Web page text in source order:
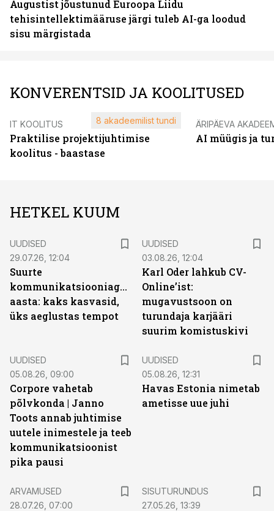
Augustist jõustunud Euroopa Liidu
tehisintellektimääruse järgi tuleb AI-ga loodud
sisu märgistada
KONVERENTSID JA KOOLITUSED
IT KOOLITUS
Praktilise projektijuhtimise
koolitus - baastase
8 akadeemilist tundi ÄRIPÄEVA
AI müügis ja
HETKEL KUUM
UUDISED
29.07.26, 12:04
Suurte
kommunikatsiooniagentuuride
aasta: kaks kasvasid,
üks aeglustas tempot
UUDISED
03.08.26, 12:04
Karl Oder lahkub CV-
Online’ist:
mugavustsoon on
turundaja karjääri
suurim komistuskivi
UUDISED
05.08.26, 09:00
Corpore vahetab
põlvkonda | Janno
Toots annab juhtimise
uutele inimestele ja teeb
kommunikatsioonist
pika pausi
UUDISED
05.08.26, 12:31
Havas Estonia nimetab
ametisse uue juhi
ARVAMUSED
28.07.26, 07:00
SISUTURUNDUS
27.05.26, 13:39